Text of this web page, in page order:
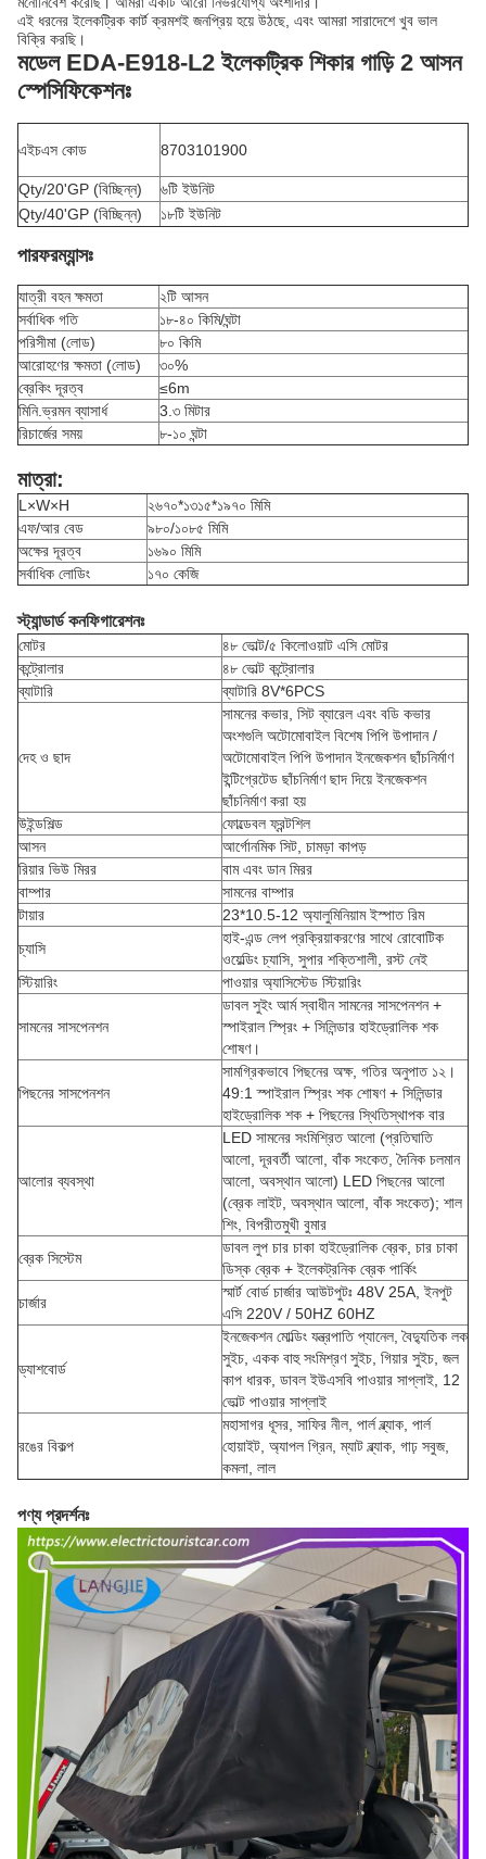
এই ধরনের ইলেকট্রিক কার্ট ক্রমশই জনপ্রিয় হয়ে উঠছে, এবং আমরা সারাদেশে খুব ভাল
বিক্রি করছি।
মডেল EDA-E918-L2 ইলেকট্রিক শিকার গাড়ি 2 আসন
স্পেসিফিকেশনঃ
এইচএস কোড 8703101900
Qty/20'GP (বিচ্ছিন্ন)
৬টি ইউনিট
Qty/40'GP (বিচ্ছিন্ন)
১৮টি ইউনিট
পারফরম্যান্সঃ
যাত্রী বহন ক্ষমতা
২টি আসন
সর্বাধিক গতি
১৮-৪০ কিমি/ঘন্টা
পরিসীমা (লোড)
৮০ কিমি
আরোহণের ক্ষমতা (লোড)
৩০%
ব্রেকিং দূরত্ব
≤6m
মিনি.ভ্রমন ব্যাসার্ধ
3.৩ মিটার
রিচার্জের সময়
৮-১০ ঘন্টা
মাত্রা:
L×W×H
২৬৭০*১৩১৫*১৯৭০ মিমি
এফ/আর বেড
৯৮০/১০৮৫ মিমি
অক্ষের দূরত্ব
১৬৯০ মিমি
সর্বাধিক লোডিং
১৭০ কেজি
স্ট্যান্ডার্ড কনফিগারেশনঃ
মোটর
৪৮ ভোল্ট/৫ কিলোওয়াট এসি মোটর
কন্ট্রোলার
৪৮ ভোল্ট কন্ট্রোলার
ব্যাটারি
ব্যাটারি 8V*6PCS
দেহ ও ছাদ
সামনের কভার, সিট ব্যারেল এবং বডি কভার
অংশগুলি অটোমোবাইল বিশেষ পিপি উপাদান /
অটোমোবাইল পিপি উপাদান ইনজেকশন ছাঁচনির্মাণ
ইন্টিগ্রেটেড ছাঁচনির্মাণ ছাদ দিয়ে ইনজেকশন
ছাঁচনির্মাণ করা হয়
উইন্ডশিল্ড
ফোল্ডেবল ফ্রন্টশিল
আসন
আর্গোনমিক সিট, চামড়া কাপড়
রিয়ার ভিউ মিরর
বাম এবং ডান মিরর
বাম্পার
সামনের বাম্পার
টায়ার
23*10.5-12 অ্যালুমিনিয়াম ইস্পাত রিম
চ্যাসি
হাই-এন্ড লেপ প্রক্রিয়াকরণের সাথে রোবোটিক
ওয়েল্ডিং চ্যাসি, সুপার শক্তিশালী, রস্ট নেই
স্টিয়ারিং
পাওয়ার অ্যাসিস্টেড স্টিয়ারিং
সামনের সাসপেনশন
ডাবল সুইং আর্ম স্বাধীন সামনের সাসপেনশন +
স্পাইরাল স্প্রিং + সিলিন্ডার হাইড্রোলিক শক
শোষণ।
পিছনের সাসপেনশন
সামগ্রিকভাবে পিছনের অক্ষ, গতির অনুপাত ১২।
49:1 স্পাইরাল স্প্রিং শক শোষণ + সিলিন্ডার
হাইড্রোলিক শক + পিছনের স্থিতিস্থাপক বার
আলোর ব্যবস্থা
LED সামনের সংমিশ্রিত আলো (প্রতিঘাতি
আলো, দূরবর্তী আলো, বাঁক সংকেত, দৈনিক চলমান
আলো, অবস্থান আলো) LED পিছনের আলো
(ব্রেক লাইট, অবস্থান আলো, বাঁক সংকেত); শাল
শিং, বিপরীতমুখী বুমার
ব্রেক সিস্টেম
ডাবল লুপ চার চাকা হাইড্রোলিক ব্রেক, চার চাকা
ডিস্ক ব্রেক + ইলেকট্রনিক ব্রেক পার্কিং
চার্জার
স্মার্ট বোর্ড চার্জার আউটপুটঃ 48V 25A, ইনপুট
এসি 220V / 50HZ 60HZ
ড্যাশবোর্ড
ইনজেকশন মোল্ডিং যন্ত্রপাতি প্যানেল, বৈদ্যুতিক লক
সুইচ, একক বাহু সংমিশ্রণ সুইচ, গিয়ার সুইচ, জল
কাপ ধারক, ডাবল ইউএসবি পাওয়ার সাপ্লাই, 12
ভোল্ট পাওয়ার সাপ্লাই
রঙের বিকল্প
মহাসাগর ধূসর, সাফির নীল, পার্ল ব্ল্যাক, পার্ল
হোয়াইট, অ্যাপল গ্রিন, ম্যাট ব্ল্যাক, গাঢ় সবুজ,
কমলা, লাল
পণ্য প্রদর্শনঃ